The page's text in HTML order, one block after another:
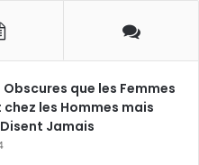
Obscures que les Femmes
les Hommes mais
Jamais